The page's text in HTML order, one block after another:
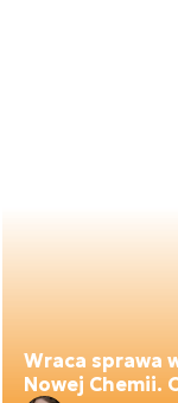
Wraca sprawa
Nowej Chemii.